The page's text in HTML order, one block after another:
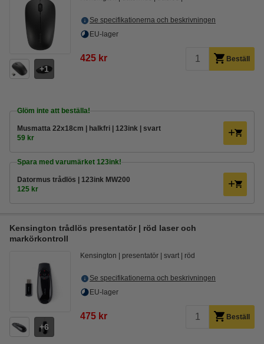
1
Se specifikationerna och beskrivningen
EU-lager
425 kr Beställ
Glöm inte att beställa!
Musmatta 22x18cm | halkfri | 123ink | svart
59 kr
Spara med varumärket 123ink!
Datormus trådlös | 123ink MW200
125 kr
Kensington trådlös presentatör | röd laser och
markörkontroll
6
Kensington presentatör svart röd
Se specifikationerna och beskrivningen
EU-lager
475 kr Beställ